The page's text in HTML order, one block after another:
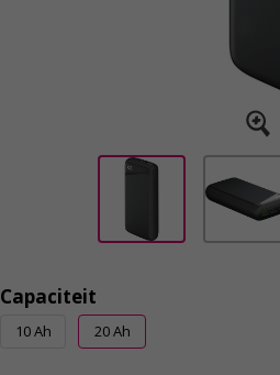
Capaciteit
10 Ah 20 Ah